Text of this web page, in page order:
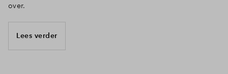
over.
Lees verder